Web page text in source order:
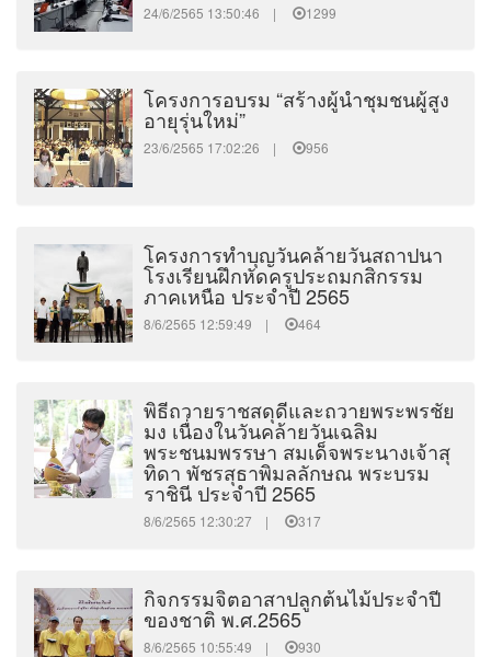
24/6/2565 13:50:46 | 1299
โครงการอบรม “สร้างผู้นำชุมชนผู้สูง
อายุรุ่นใหม่”
23/6/2565 17:02:26 | 956
โครงการทำบุญวันคล้ายวันสถาปนา
โรงเรียนฝึกหัดครูประถมกสิกรรม
ภาคเหนือ ประจำปี 2565
8/6/2565 12:59:49 | 464
พิธีถวายราชสดุดีและถวายพระพรชัย
มง เนื่องในวันคล้ายวันเฉลิม
พระชนมพรรษา สมเด็จพระนางเจ้าสุ
ทิดา พัชรสุธาพิมลลักษณ พระบรม
ราชินี ประจำปี 2565
8/6/2565 12:30:27 | 317
กิจกรรมจิตอาสาปลูกต้นไม้ประจำปี
ของชาติ พ.ศ.2565
8/6/2565 10:55:49 | 930